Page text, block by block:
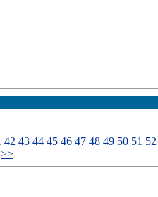
42 43 44 45 46 47 48 49 50 51 52
>>